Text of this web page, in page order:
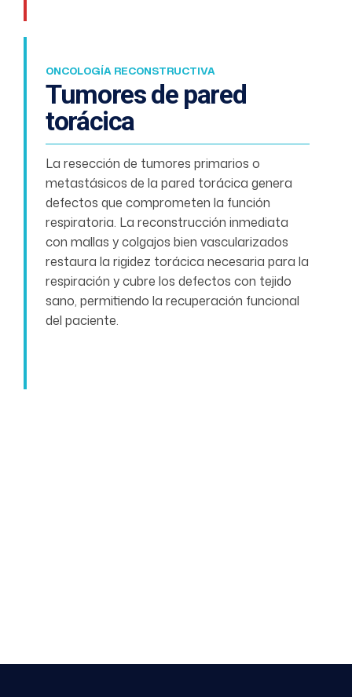
ONCOLOGÍA RECONSTRUCTIVA
Tumores de pared
torácica
La resección de tumores primarios o
metastásicos de la pared torácica genera
defectos que comprometen la función
respiratoria. La reconstrucción inmediata
con mallas y colgajos bien vascularizados
restaura la rigidez torácica necesaria para la
respiración y cubre los defectos con tejido
sano, permitiendo la recuperación funcional
del paciente.